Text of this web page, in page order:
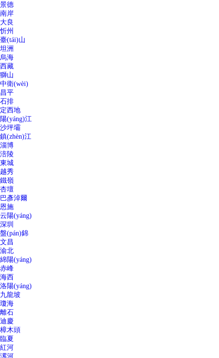
景德
南岸
大良
忻州
臺(tái)山
坦洲
烏海
西藏
獅山
中衛(wèi)
昌平
石排
定西地
陽(yáng)江
沙坪壩
鎮(zhèn)江
淄博
涪陵
東城
越秀
鐵嶺
杏壇
巴彥淖爾
恩施
云陽(yáng)
深圳
盤(pán)錦
文昌
渝北
綿陽(yáng)
赤峰
海西
洛陽(yáng)
九龍坡
瓊海
離石
迪慶
樟木頭
臨夏
紅河
漯河